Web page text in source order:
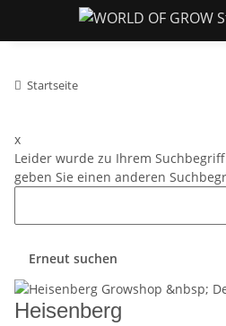
Startseite
x
Leider wurde zu Ihrem
geben Sie einen anderen
Erneut suchen
Heisenberg